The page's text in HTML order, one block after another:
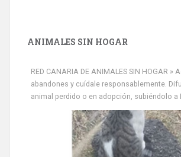
ANIMALES SIN HOGAR
RED CANARIA DE ANIMALES SIN HOGAR »
abandones y cuídale responsablemente.
animal perdido o en adopción, subiéndolo a